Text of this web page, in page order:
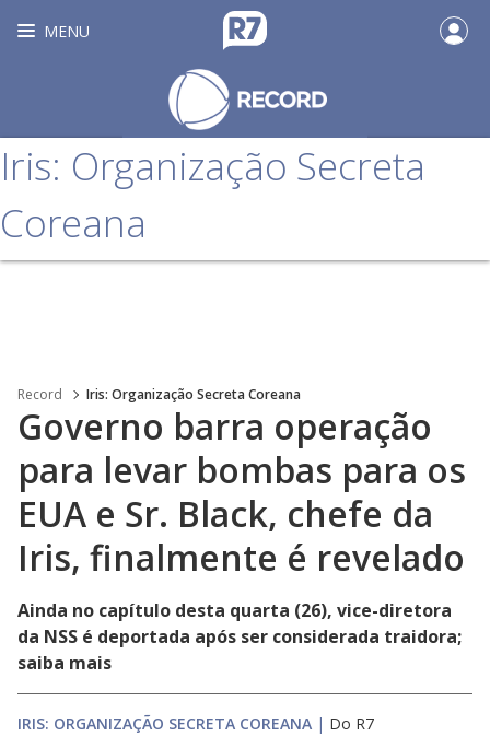
MENU
Iris: Organização Secreta
Coreana
Record Iris: Organização Secreta Coreana
Governo barra operação
para levar bombas para os
EUA e Sr. Black, chefe da
Iris, finalmente é revelado
Ainda no capítulo desta quarta (26), vice-diretora
da NSS é deportada após ser considerada traidora;
saiba mais
IRIS: ORGANIZAÇÃO SECRETA COREANA | Do R7